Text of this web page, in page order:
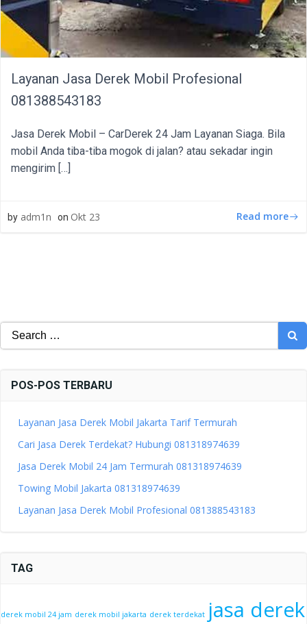
Layanan Jasa Derek Mobil Profesional
081388543183
Jasa Derek Mobil – CarDerek 24 Jam Layanan Siaga. Bila
mobil Anda tiba-tiba mogok di jalan? atau sekadar ingin
mengirim […]
by adm1n on Okt 23 Read more
Search
for:
POS-POS TERBARU
Layanan Jasa Derek Mobil Jakarta Tarif Termurah
Cari Jasa Derek Terdekat? Hubungi 081318974639
Jasa Derek Mobil 24 Jam Termurah 081318974639
Towing Mobil Jakarta 081318974639
Layanan Jasa Derek Mobil Profesional 081388543183
TAG
derek mobil 24 jam derek mobil jakarta derek terdekat jasa derek